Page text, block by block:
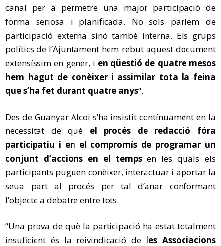
canal per a permetre una major participació de
forma seriosa i planificada. No sols parlem de
participació externa sinó també interna. Els grups
polítics de l’Ajuntament hem rebut aquest document
extensíssim en gener, i en qüestió de quatre mesos
hem hagut de conèixer i assimilar tota la feina
que s’ha fet durant quatre anys“.
Des de Guanyar Alcoi s’ha insistit contínuament en la
necessitat de què el procés de redacció fóra
participatiu i en el compromís de programar un
conjunt d’accions en el tempsen les quals els
participants puguen conèixer, interactuar i aportar la
seua part al procés per tal d’anar conformant
l’objecte a debatre entre tots.
“Una prova de què la participació ha estat totalment
insuficient és la reivindicació de les Associacions